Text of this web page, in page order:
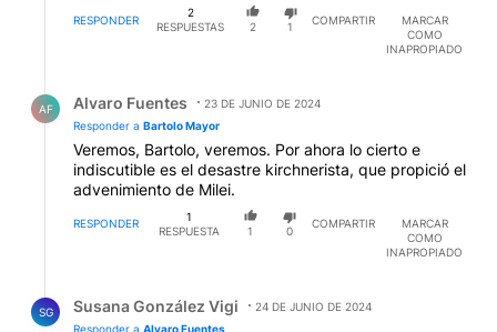
RESPONDER
2
RESPUESTAS
2 1
COMPARTIR
MARCAR
COMO
INAPROPIADO
AF Alvaro Fuentes
23 DE JUNIO DE 2024
Responder a Bartolo Mayor
Veremos, Bartolo, veremos. Por ahora lo cierto e
indiscutible es el desastre kirchnerista, que propició el
advenimiento de Milei.
RESPONDER
1
RESPUESTA
1 0
COMPARTIR
MARCAR
COMO
INAPROPIADO
SG Susana González Vigi
24 DE JUNIO DE 2024
Responder a Alvaro Fuentes